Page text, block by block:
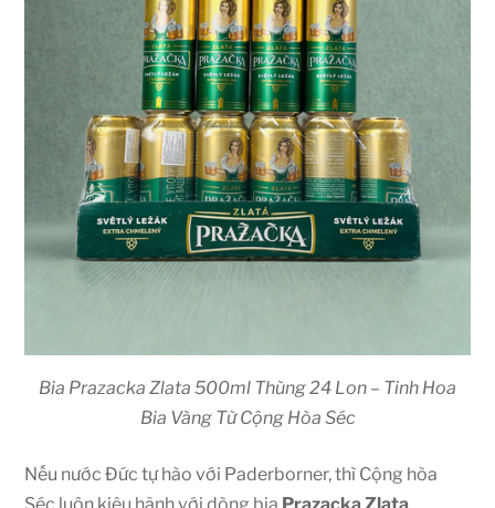
Bia Prazacka Zlata 500ml Thùng 24 Lon – Tinh Hoa
Bia Vàng Từ Cộng Hòa Séc
Nếu nước Đức tự hào với Paderborner, thì Cộng hòa